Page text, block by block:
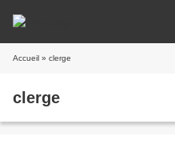
Accueil » clerge
clerge